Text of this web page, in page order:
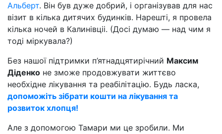
Альберт. Він був дуже добрий, і організував для нас
візит в кілька дитячих будинків. Нарешті, я провела
кілька ночей в Калинівціі. (Досі думаю — над чим я
тоді міркувала?)
Без нашої підтримки п’ятнадцятирічний Максим
Діденко не зможе продовжувати життєво
необхідне лікування та реабілітацію. Будь ласка,
допоможіть зібрати кошти на лікування та
розвиток хлопця!
Але з допомогою Тамари ми це зробили. Ми